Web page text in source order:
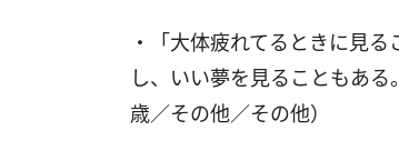
・「大体疲れてるときに見
し、いい夢を見ることもあ
歳／その他／その他）